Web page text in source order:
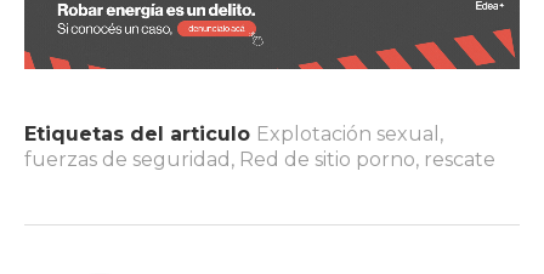
Etiquetas del articulo Explotación sexual ,
fuerzas de seguridad , Red de sitio porno, rescate